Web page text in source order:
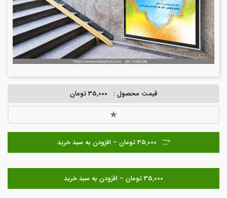
قیمت محصول : 35,000 تومان
35,000 تومان – افزودن به سبد خرید